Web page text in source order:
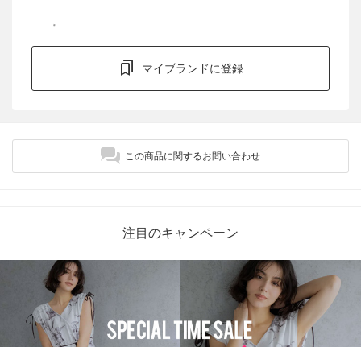
マイブランドに登録
この商品に関するお問い合わせ
注目のキャンペーン